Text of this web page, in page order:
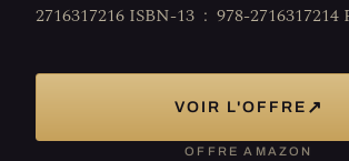
2716317216 ISBN-13 ‏ : ‎ 978-
VOIR L'OFFRE ↗
OFFRE AMAZON